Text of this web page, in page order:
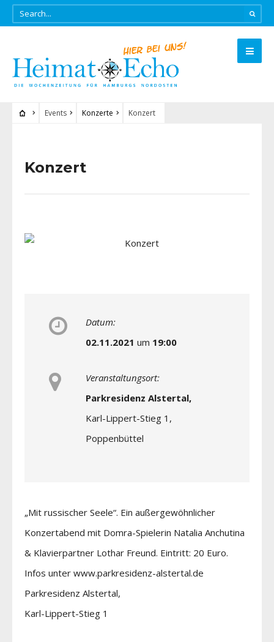
Events Konzerte Konzert
Konzert
Datum:
02.11.2021 um 19:00
Veranstaltungsort:
Parkresidenz Alstertal,
Karl-Lippert-Stieg 1,
Poppenbüttel
„Mit russischer Seele“. Ein außergewöhnlicher
Konzertabend mit Domra-Spielerin Natalia Anchutina
& Klavierpartner Lothar Freund. Eintritt: 20 Euro.
Infos unter www.parkresidenz-alstertal.de
Parkresidenz Alstertal,
Karl-Lippert-Stieg 1